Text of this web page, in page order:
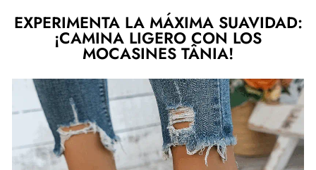
EXPERIMENTA LA MÁXIMA SUAVIDAD:
¡CAMINA LIGERO CON LOS
MOCASINES TÂNIA!